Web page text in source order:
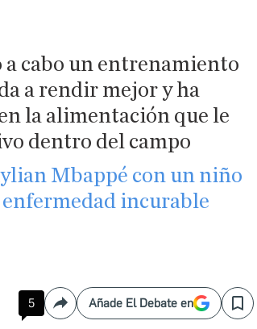
cabo un entrenamiento
a rendir mejor y ha
la alimentación que le
dentro del campo
Mbappé con un niño
enfermedad incurable
5 CompartirAñade El Debate en Save